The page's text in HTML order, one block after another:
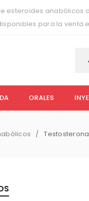
esteroides anabólicos
para la venta
ORALES
/